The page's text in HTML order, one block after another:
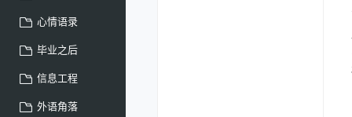
心情语录
毕业之后
信息工程
外语角落